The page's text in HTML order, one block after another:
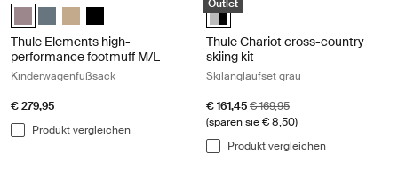
Thule Elements high-performance footmuff M/L Getöntes Taupe
Thule Elements high-performance footmuff M/L dunkler
Thule Elements high-performance footmuff M/L Blasses
Thule Elements high-performance footmuff M/L
Thule Elements high-
performance footmuff M/L
Kinderwagenfußsack
€ 279,95
Produkt vergleichen
Outlet
Thule Chariot cross-country
Thule Chariot cross-country
skiing kit
Skilanglaufset grau
Aktionspreis
€ 161,45Originalpreis
€ 169,95
(sparen sie € 8,50)
Produkt vergleichen